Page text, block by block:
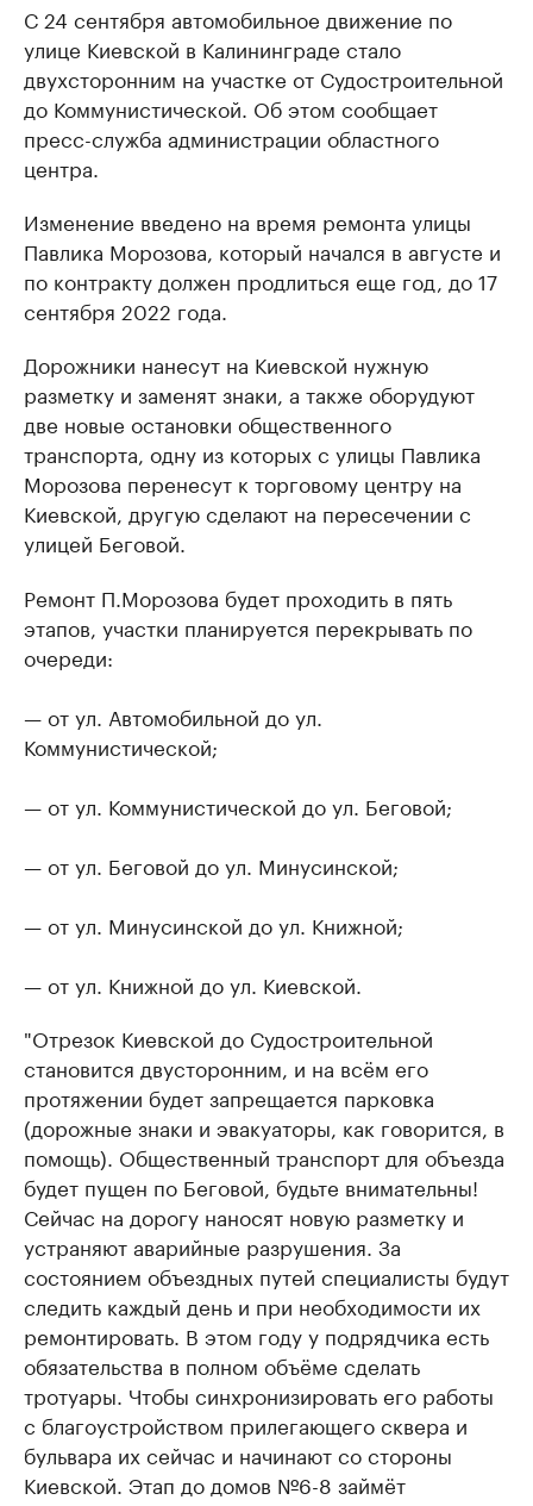
С 24 сентября автомобильное движение по
улице Киевской в Калининграде стало
двухсторонним на участке от Судостроительной
до Коммунистической. Об этом сообщает
пресс-служба администрации областного
центра.
Изменение введено на время ремонта улицы
Павлика Морозова, который начался в августе и
по контракту должен продлиться еще год, до 17
сентября 2022 года.
Дорожники нанесут на Киевской нужную
разметку и заменят знаки, а также оборудуют
две новые остановки общественного
транспорта, одну из которых с улицы Павлика
Морозова перенесут к торговому центру на
Киевской, другую сделают на пересечении с
улицей Беговой.
Ремонт П.Морозова будет проходить в пять
этапов, участки планируется перекрывать по
очереди:
— от ул. Автомобильной до ул.
Коммунистической;
— от ул. Коммунистической до ул. Беговой;
— от ул. Беговой до ул. Минусинской;
— от ул. Минусинской до ул. Книжной;
— от ул. Книжной до ул. Киевской.
"Отрезок Киевской до Судостроительной
становится двусторонним, и на всём его
протяжении будет запрещается парковка
(дорожные знаки и эвакуаторы, как говорится, в
помощь). Общественный транспорт для объезда
будет пущен по Беговой, будьте внимательны!
Сейчас на дорогу наносят новую разметку и
устраняют аварийные разрушения. За
состоянием объездных путей специалисты будут
следить каждый день и при необходимости их
ремонтировать. В этом году у подрядчика есть
обязательства в полном объёме сделать
тротуары. Чтобы синхронизировать его работы
с благоустройством прилегающего сквера и
бульвара их сейчас и начинают со стороны
Киевской. Этап до домов №6-8 займёт